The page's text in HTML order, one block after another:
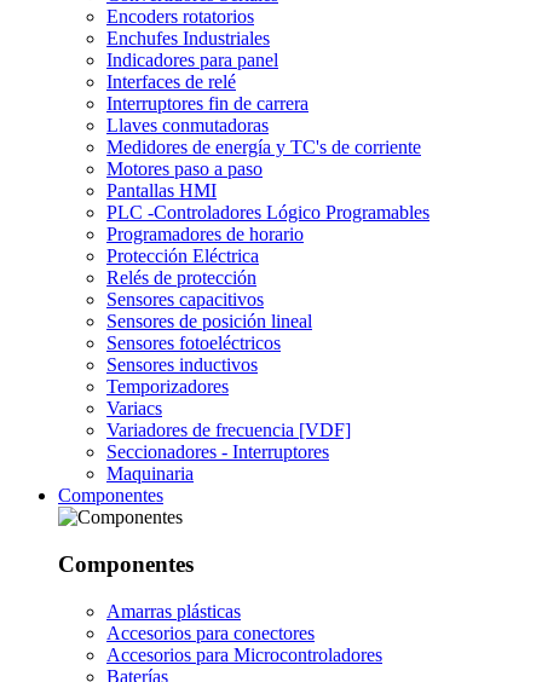
Encoders rotatorios
Enchufes Industriales
Indicadores para panel
Interfaces de relé
Interruptores fin de carrera
Llaves conmutadoras
Medidores de energía y TC's de corriente
Motores paso a paso
Pantallas HMI
PLC -Controladores Lógico Programables
Programadores de horario
Protección Eléctrica
Relés de protección
Sensores capacitivos
Sensores de posición lineal
Sensores fotoeléctricos
Sensores inductivos
Temporizadores
Variacs
Variadores de frecuencia [VDF]
Seccionadores - Interruptores
Maquinaria
Componentes
Componentes
Amarras plásticas
Accesorios para conectores
Accesorios para Microcontroladores
Baterías